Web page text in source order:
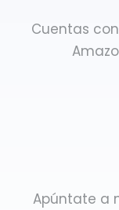
Cuentas
Apúntate a